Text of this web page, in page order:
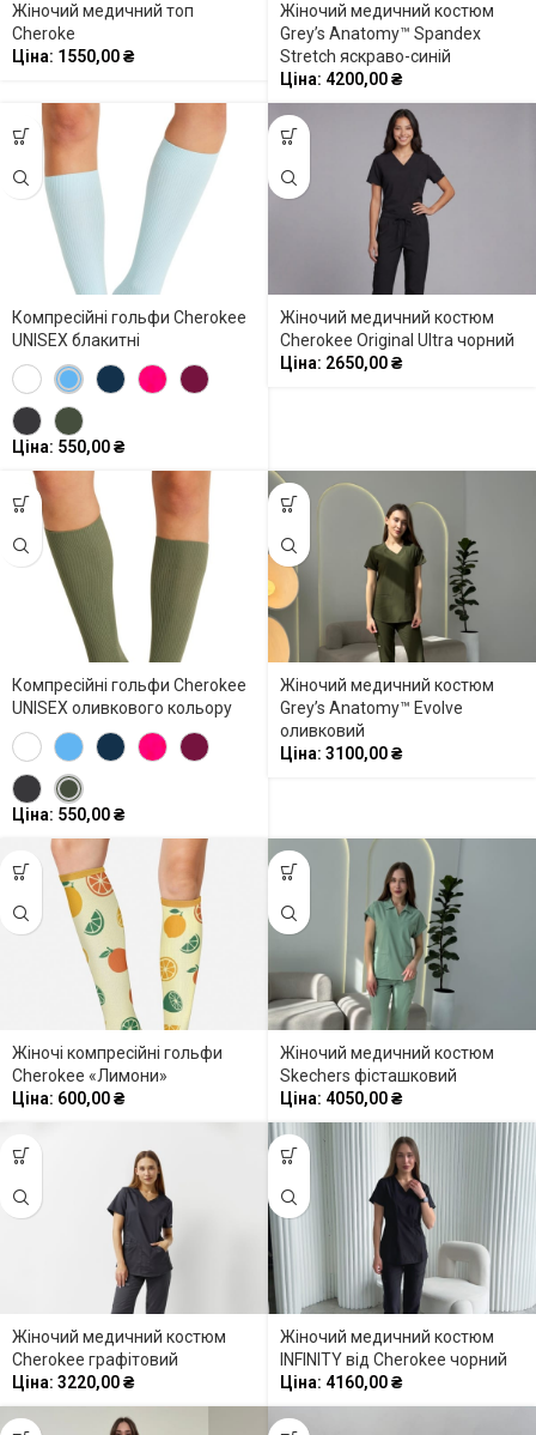
Жіночий медичний топ
Cheroke
Ціна: 1550,00₴
Жіночий медичний костюм
Grey’s Anatomy™ Spandex
Stretch яскраво-синій
Ціна: 4200,00₴
Компресійні гольфи Cherokee
UNISEX блакитні
Ціна: 550,00₴
Жіночий медичний костюм
Cherokee Original Ultra чорний
Ціна: 2650,00₴
Компресійні гольфи Cherokee
UNISEX оливкового кольору
Ціна: 550,00₴
Жіночий медичний костюм
Grey’s Anatomy™ Evolve
оливковий
Ціна: 3100,00₴
Жіночі компресійні гольфи
Cherokee «Лимони»
Ціна: 600,00₴
Жіночий медичний костюм
Skechers фісташковий
Ціна: 4050,00₴
Жіночий медичний костюм
Cherokee графітовий
Ціна: 3220,00₴
Жіночий медичний костюм
INFINITY від Cherokee чорний
Ціна: 4160,00₴